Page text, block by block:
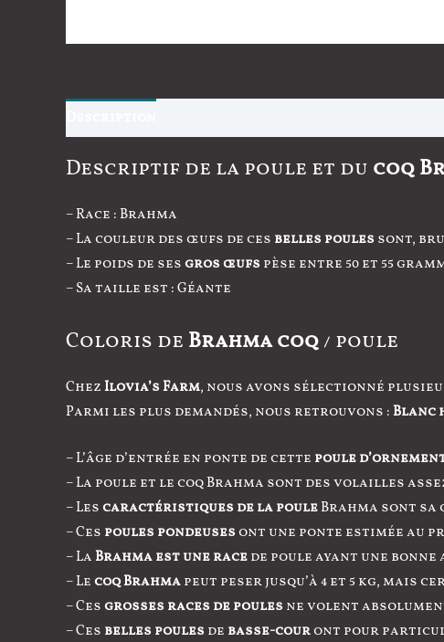
Descriptif de la poule et du coq
– Race : Brahma
– La couleur des œufs de ces belles poules sont,
– Le poids de sesgros œufs pèse entre 50 et 55
– Sa taille est : Géante
Coloris de Brahma coq/ poule
ChezIlovia’s Farm, nous avons sélectionné
Parmi les plus demandés, nous retrouvons :Blanc
– L’âge d’entrée en ponte de cette poule
– La poule et le coq Brahma sont des volailles
– Lescaractéristiques de la pouleBrahma sont sa
– Ces poules pondeuses ont une ponte estimée au
– LaBrahma est une racede poule ayant une
– Lecoq Brahmapeut peser jusqu’à 4 et 5 kg, mais
– Cesgrosses races de poules ne volent
– Ces belles poules de basse-couront pour